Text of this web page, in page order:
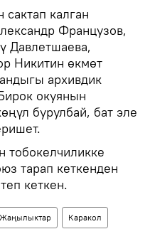
калган
Французов,
Давлетшаева,
Никитин өкмөт
архивдик
окуянын
бурулбай, бат эле
тобокелчиликке
тарап кеткенден
кеткен.
Жаңылыктар Каракол